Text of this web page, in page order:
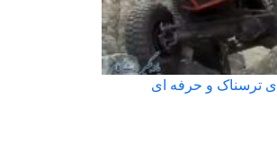
ترسناک و حرفه ای